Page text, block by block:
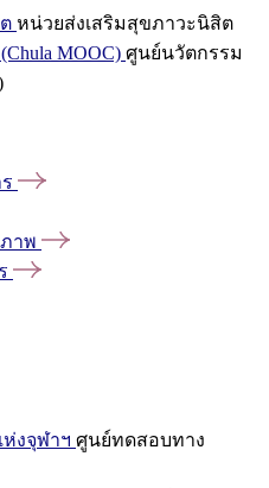
หน่วยส่งเสริมสุขภาวะนิสิต
MOOC) ศูนย์นวัตกรรม
าพ
งจุฬาฯ ศูนย์ทดสอบทาง